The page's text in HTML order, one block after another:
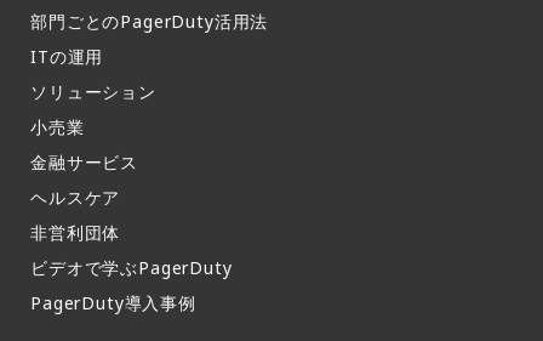
部門ごとのPagerDuty活用法​
ITの運用​
ソリューション
小売業
金融サービス
ヘルスケア
非営利団体
ビデオで学ぶPagerDuty
PagerDuty導入事例​